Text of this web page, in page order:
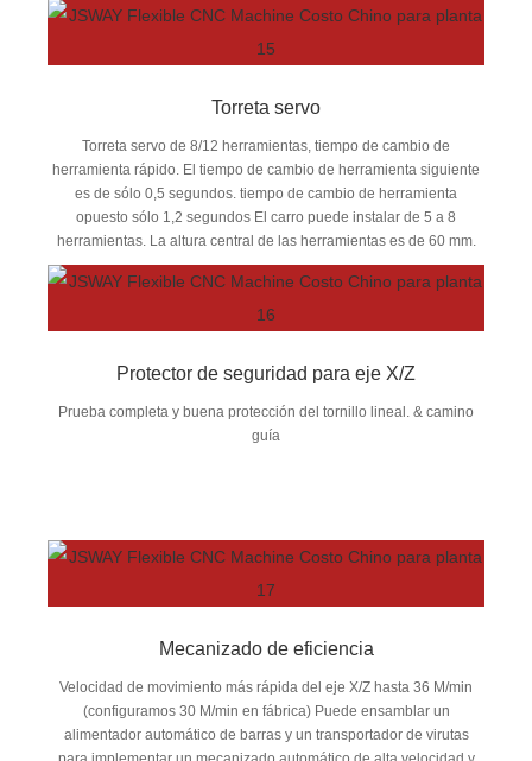
Torreta servo
Torreta servo de 8/12 herramientas, tiempo de cambio de
herramienta rápido. El tiempo de cambio de herramienta siguiente
es de sólo 0,5 segundos. tiempo de cambio de herramienta
opuesto sólo 1,2 segundos El carro puede instalar de 5 a 8
herramientas. La altura central de las herramientas es de 60 mm.
Protector de seguridad para eje X/Z
Prueba completa y buena protección del tornillo lineal. & camino
guía
Mecanizado de eficiencia
Velocidad de movimiento más rápida del eje X/Z hasta 36 M/min
(configuramos 30 M/min en fábrica) Puede ensamblar un
alimentador automático de barras y un transportador de virutas